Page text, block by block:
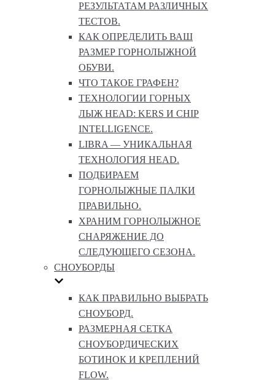
РЕЗУЛЬТАТАМ РАЗЛИЧНЫХ
ТЕСТОВ.
КАК ОПРЕДЕЛИТЬ ВАШ
РАЗМЕР ГОРНОЛЫЖНОЙ
ОБУВИ.
ЧТО ТАКОЕ ГРАФЕН?
ТЕХНОЛОГИИ ГОРНЫХ
ЛЫЖ HEAD: KERS И CHIP
INTELLIGENCE.
LIBRA — УНИКАЛЬНАЯ
ТЕХНОЛОГИЯ HEAD.
ПОДБИРАЕМ
ГОРНОЛЫЖНЫЕ ПАЛКИ
ПРАВИЛЬНО.
ХРАНИМ ГОРНОЛЫЖНОЕ
СНАРЯЖЕНИЕ ДО
СЛЕДУЮЩЕГО СЕЗОНА.
СНОУБОРДЫ
КАК ПРАВИЛЬНО ВЫБРАТЬ
СНОУБОРД.
РАЗМЕРНАЯ СЕТКА
СНОУБОРДИЧЕСКИХ
БОТИНОК И КРЕПЛЕНИЙ
FLOW.